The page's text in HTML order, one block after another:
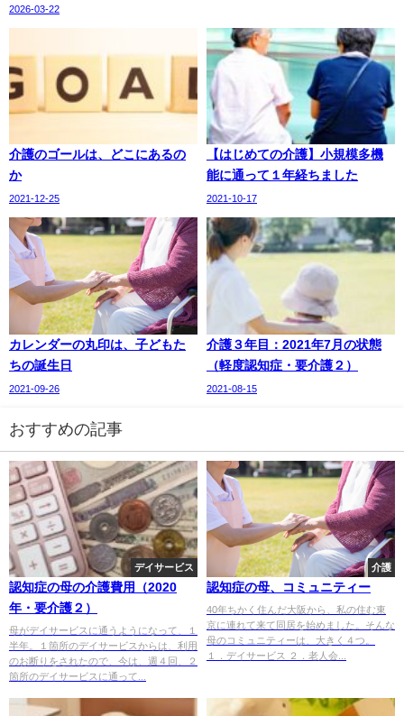
2026-03-22
介護のゴールは、どこにあるの
か
2021-12-25
【はじめての介護】小規模多機
能に通って１年経ちました
2021-10-17
カレンダーの丸印は、子どもた
ちの誕生日
2021-09-26
介護３年目：2021年7月の状態
（軽度認知症・要介護２）
2021-08-15
おすすめの記事
デイサービス
認知症の母の介護費用（2020
年・要介護２）
母がデイサービスに通うようになって、１
半年。１箇所のデイサービスからは、利用
のお断りをされたので、今は、週４回、２
箇所のデイサービスに通って...
介護
認知症の母、コミュニティー
40年ちかく住んだ大阪から、私の住む東
京に連れて来て同居を始めました。そんな
母のコミュニティーは、大きく４つ。
１．デイサービス ２．老人会...